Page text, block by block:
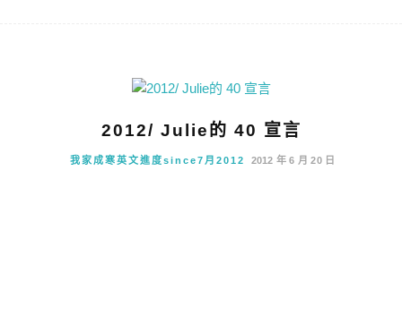
2012/ Julie的 40 宣言
我家成寒英文進度since7月2012 2012 年 6 月 20 日